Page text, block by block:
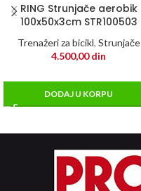
RING Strunjače aerobik
100x50x3cm STR100503
Trenažeri za bicikl, Strunjače
4.500,00din
DODAJ U KORPU